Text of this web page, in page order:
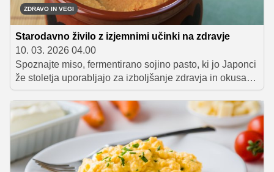
ZDRAVO IN VEGI
Starodavno živilo z izjemnimi učinki na zdravje
10. 03. 2026 04.00
Spoznajte miso, fermentirano sojino pasto, ki jo Japonci
že stoletja uporabljajo za izboljšanje zdravja in okusa
jedi. Od potencialne zaščite pred sevanjem do
izboljšanja črevesne mikrobiote, miso ponuja številne
prednosti. Odkrijte, kako ga lahko enostavno vključite v
svoje kuharske pustolovščine.